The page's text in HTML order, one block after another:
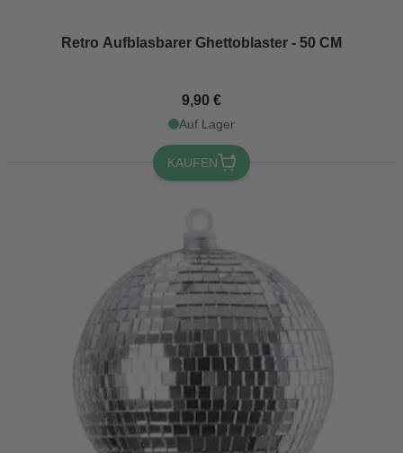
Retro Aufblasbarer Ghettoblaster - 50 CM
9,90 €
Auf Lager
KAUFEN